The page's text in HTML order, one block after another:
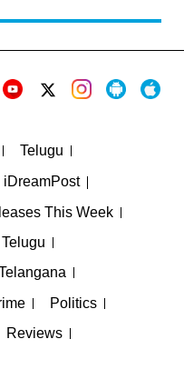
Telugu
iDreamPost
This Week
Politics
Reviews